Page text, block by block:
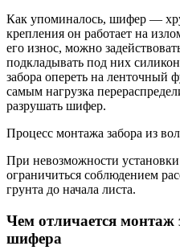
Как упоминалось, шифер —
крепления он работает на
его износ, можно
подкладывать под них
забора опереть на ленточный
самым нагрузка
разрушать шифер.
Процесс монтажа забора из
При невозможности
ограничиться соблюдением
грунта до начала листа.
Чем отличается монтаж
шифера